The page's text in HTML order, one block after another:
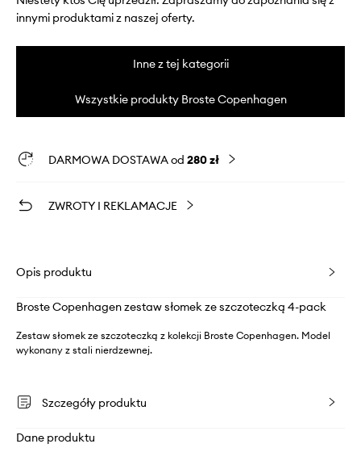
innymi produktami z naszej oferty.
Inne z tej kategorii
Wszystkie produkty Broste Copenhagen
DARMOWA DOSTAWA od 280 zł
ZWROTY I REKLAMACJE
Opis produktu
Broste Copenhagen zestaw słomek ze szczoteczką 4-pack
Zestaw słomek ze szczoteczką z kolekcji Broste Copenhagen. Model
wykonany z stali nierdzewnej.
Szczegóły produktu
Dane produktu